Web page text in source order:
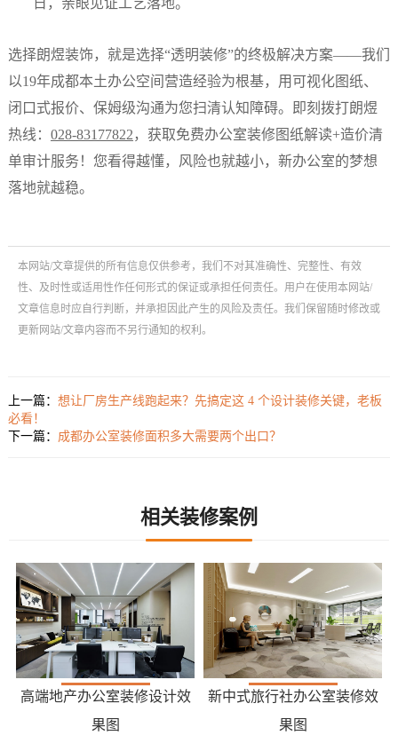
选择朗煜装饰，就是选择“透明装修”的终极解决方案——我们
以19年成都本土办公空间营造经验为根基，用可视化图纸、
闭口式报价、保姆级沟通为您扫清认知障碍。即刻拨打朗煜
热线： 028-83177822 ，获取免费办公室装修图纸解读+造价清
单审计服务！您看得越懂，风险也就越小，新办公室的梦想
落地就越稳。
本网站/文章提供的所有信息仅供参考，我们不对其准确性、完整性、有效
性、及时性或适用性作任何形式的保证或承担任何责任。用户在使用本网站/
文章信息时应自行判断，并承担因此产生的风险及责任。我们保留随时修改或
更新网站/文章内容而不另行通知的权利。
上一篇： 想让厂房生产线跑起来？先搞定这 4 个设计装修关键，老板
必看！
下一篇： 成都办公室装修面积多大需要两个出口？
相关装修案例
高端地产办公室装修设计效
果图
新中式旅行社办公室装修效
果图